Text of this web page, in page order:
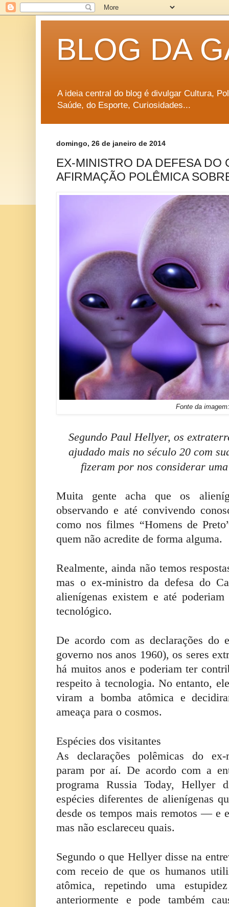
BLOG DA
A ideia central do blog é divulgar Cultura,
Saúde, do Esporte, Curiosidades...
domingo, 26 de janeiro de 2014
EX-MINISTRO DA DEFESA DO
AFIRMAÇÃO POLÊMICA
Fonte da
Segundo Paul Hellyer, os
ajudado mais no século 20 com
fizeram por nos considerar
Muita gente acha que os
observando e até convivendo
como nos filmes “Homens de
quem não acredite de forma alguma.
Realmente, ainda não temos
mas o ex-ministro da defesa do
alienígenas existem e até
tecnológico.
De acordo com as declarações do
governo nos anos 1960), os seres
há muitos anos e poderiam ter
respeito à tecnologia. No entanto,
viram a bomba atômica e
ameaça para o cosmos.
Espécies dos visitantes
As declarações polêmicas do ex-
param por aí. De acordo com a
programa Russia Today, Hellyer
espécies diferentes de alienígenas
desde os tempos mais remotos — e
mas não esclareceu quais.
Segundo o que Hellyer disse na
com receio de que os humanos
atômica, repetindo uma
anteriormente e pode também